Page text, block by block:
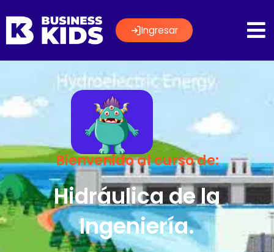
Ingresar
Bienvenido al curso de:
Hidráulica de la
Ingeniería.